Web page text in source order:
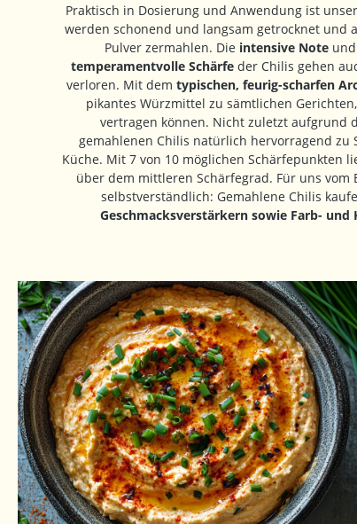
Praktisch in Dosierung und Anwendung ist
werden schonend und langsam getrocknet und
Pulver zermahlen. Die intensive Note
temperamentvolle Schärfeder Chilis gehen
verloren. Mit dem typischen, feurig-scharfen
pikantes Würzmittel zu sämtlichen
vertragen können. Nicht zuletzt aufgrund
gemahlenen Chilis natürlich hervorragend zu
Küche. Mit 7 von 10 möglichen Schärfepunkten
über dem mittleren Schärfegrad. Für uns vom
selbstverständlich: Gemahlene Chilis
Geschmacksverstärkern sowie Farb-